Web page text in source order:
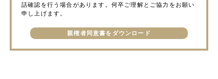
話確認を行う場合があります。何卒ご理解とご協力をお願い
申し上げます。
親権者同意書をダウンロード